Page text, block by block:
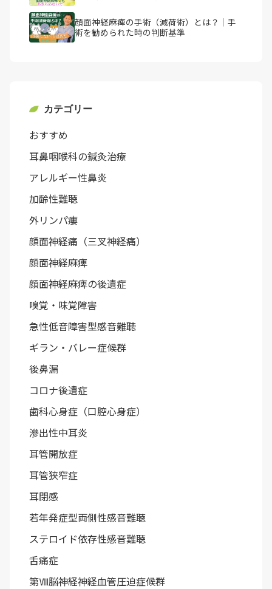
顔面神経麻痺の手術（減荷術）とは？｜手
術を勧められた時の判断基準
カテゴリー
おすすめ
耳鼻咽喉科の鍼灸治療
アレルギー性鼻炎
加齢性難聴
外リンパ瘻
顔面神経痛（三叉神経痛）
顔面神経麻痺
顔面神経麻痺の後遺症
嗅覚・味覚障害
急性低音障害型感音難聴
ギラン・バレー症候群
後鼻漏
コロナ後遺症
歯科心身症（口腔心身症）
滲出性中耳炎
耳管開放症
耳管狭窄症
耳閉感
若年発症型両側性感音難聴
ステロイド依存性感音難聴
舌痛症
第Ⅷ脳神経神経血管圧迫症候群